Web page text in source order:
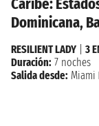
Dominicana,
RESILIENT LADY
3
Duración: 7 noches
Salida desde: Miami